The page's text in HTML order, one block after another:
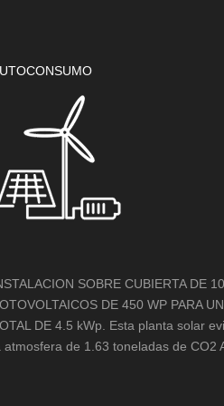
SOBRE CUBIERTA DE
DE 450 WP PARA
DE 4.5 kWp. Esta planta solar
atmosfera de 1.63 toneladas de CO2